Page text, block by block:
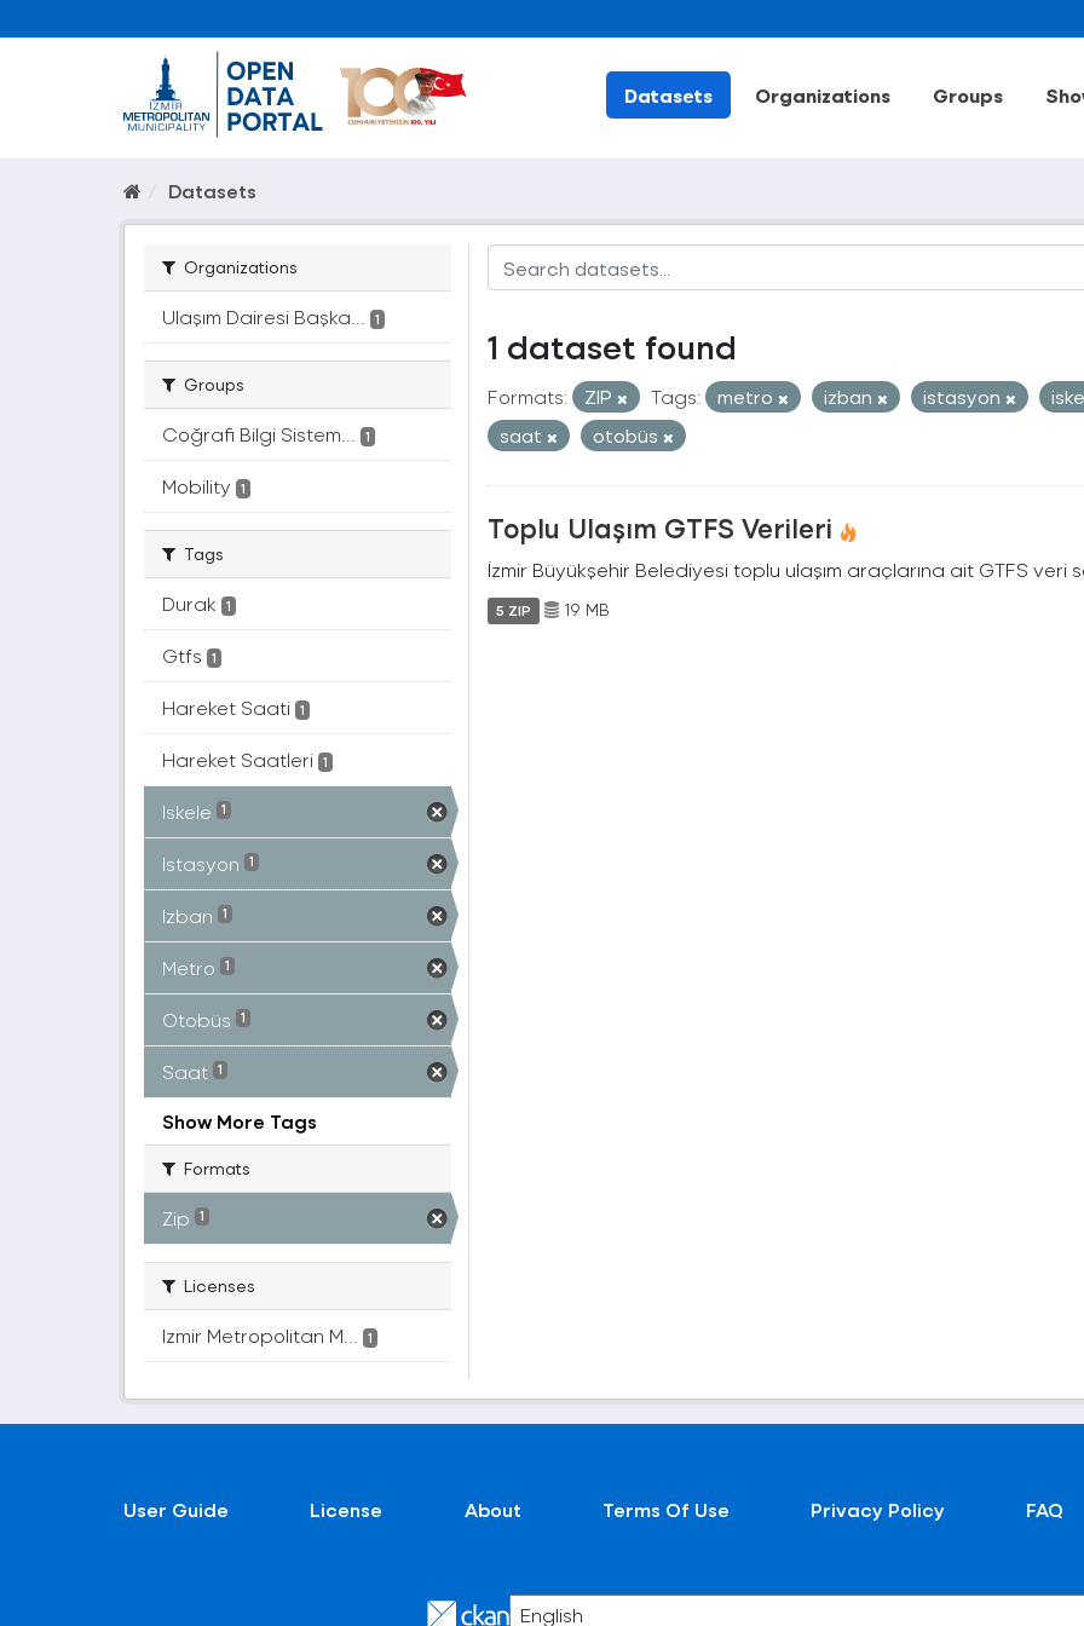
Datasets Organizations Groups
Datasets
Organizations
Ulaşım Dairesi Başka... 1
Groups
Coğrafi Bilgi Sistem... 1
Mobility 1
Tags
Durak 1
Gtfs 1
Hareket Saati 1
Hareket Saatleri 1
Iskele 1
Istasyon 1
Izban 1
Metro 1
Otobüs 1
Saat 1
Show More Tags
Formats
Zip 1
Licenses
Izmir Metropolitan M... 1
1 dataset found
Formats: ZIP Tags: metro izban istasyon
saat
otobüs
Toplu Ulaşım GTFS Verileri
İzmir Büyükşehir Belediyesi toplu ulaşım araçlarına ait GTFS veri
5 ZIP 19 MB
User Guide License About Terms Of Use Privacy Policy FAQ